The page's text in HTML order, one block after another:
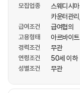
모집업종 스웨디시마
카운터관리
급여조건 급여협의
고용형태 아르바이트
경력조건 무관
연령조건 50세 이하
성별조건 무관
상호명